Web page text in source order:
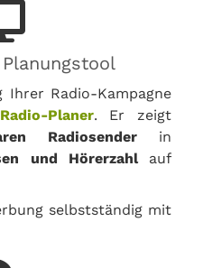
Ihrer Radio-Kampagne
Planer. Er zeigt
Radiosenderin
und Hörerzahlauf
selbstständig mit